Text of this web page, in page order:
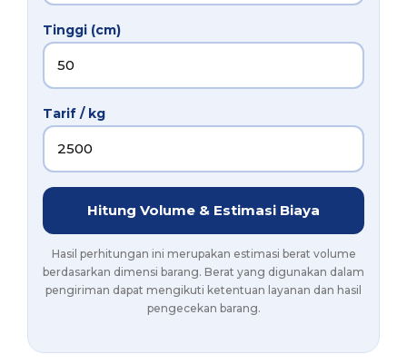
Tinggi (cm)
Tarif / kg
Hitung Volume & Estimasi Biaya
Hasil perhitungan ini merupakan estimasi berat volume
berdasarkan dimensi barang. Berat yang digunakan dalam
pengiriman dapat mengikuti ketentuan layanan dan hasil
pengecekan barang.